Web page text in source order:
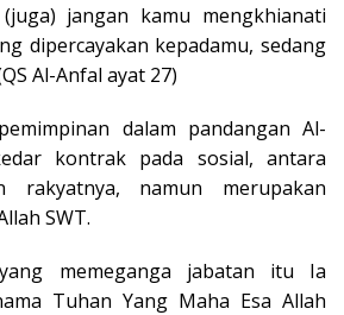
jangan kamu mengkhianati
dipercayakan kepadamu, sedang
Al-Anfal ayat 27)
dalam pandangan Al-
kontrak pada sosial, antara
rakyatnya, namun merupakan
SWT.
memeganga jabatan itu Ia
Tuhan Yang Maha Esa Allah